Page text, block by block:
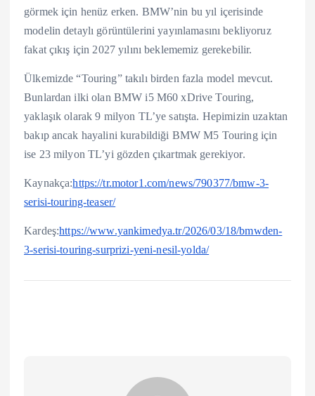
görmek için henüz erken. BMW’nin bu yıl içerisinde
modelin detaylı görüntülerini yayınlamasını bekliyoruz
fakat çıkış için 2027 yılını beklememiz gerekebilir.
Ülkemizde “Touring” takılı birden fazla model mevcut.
Bunlardan ilki olan BMW i5 M60 xDrive Touring,
yaklaşık olarak 9 milyon TL’ye satışta. Hepimizin uzaktan
bakıp ancak hayalini kurabildiği BMW M5 Touring için
ise 23 milyon TL’yi gözden çıkartmak gerekiyor.
Kaynakça:https://tr.motor1.com/news/790377/bmw-3-
serisi-touring-teaser/
Kardeş:https://www.yankimedya.tr/2026/03/18/bmwden-
3-serisi-touring-surprizi-yeni-nesil-yolda/